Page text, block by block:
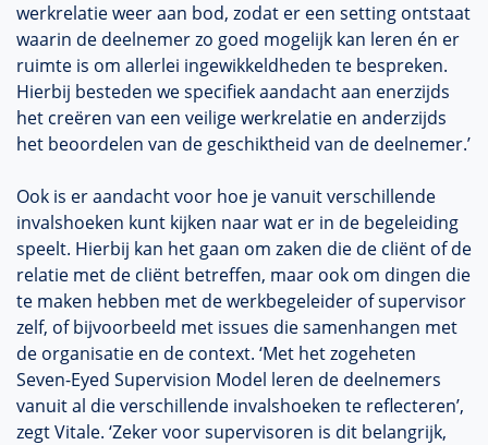
werkrelatie weer aan bod, zodat er een setting ontstaat
waarin de deelnemer zo goed mogelijk kan leren én er
ruimte is om allerlei ingewikkeldheden te bespreken.
Hierbij besteden we specifiek aandacht aan enerzijds
het creëren van een veilige werkrelatie en anderzijds
het beoordelen van de geschiktheid van de deelnemer.’
Ook is er aandacht voor hoe je vanuit verschillende
invalshoeken kunt kijken naar wat er in de begeleiding
speelt. Hierbij kan het gaan om zaken die de cliënt of de
relatie met de cliënt betreffen, maar ook om dingen die
te maken hebben met de werkbegeleider of supervisor
zelf, of bijvoorbeeld met issues die samenhangen met
de organisatie en de context. ‘Met het zogeheten
Seven-Eyed Supervision Model leren de deelnemers
vanuit al die verschillende invalshoeken te reflecteren’,
zegt Vitale. ‘Zeker voor supervisoren is dit belangrijk,